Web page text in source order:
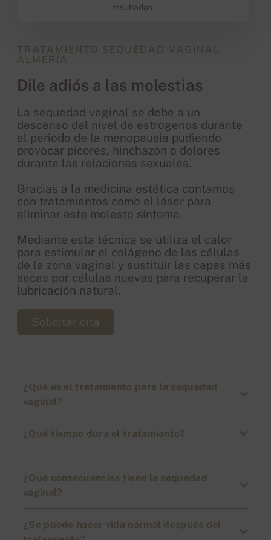
resultados.
TRATAMIENTO SEQUEDAD VAGINAL
ALMERÍA
Dile adiós a las molestias
La sequedad vaginal se debe a un
descenso del nivel de estrógenos durante
el periodo de la menopausia pudiendo
provocar picores, hinchazón o dolores
durante las relaciones sexuales.
Gracias a la medicina estética contamos
con tratamientos como el láser para
eliminar este molesto síntoma.
Mediante esta técnica se utiliza el calor
para estimular el colágeno de las células
de la zona vaginal y sustituir las capas más
secas por células nuevas para recuperar la
lubricación natural.
Solicitar cita
¿Qué es el tratamiento para la sequedad
vaginal?
¿Qué tiempo dura el tratamiento?
¿Qué consecuencias tiene la sequedad
vaginal?
¿Se puede hacer vida normal después del